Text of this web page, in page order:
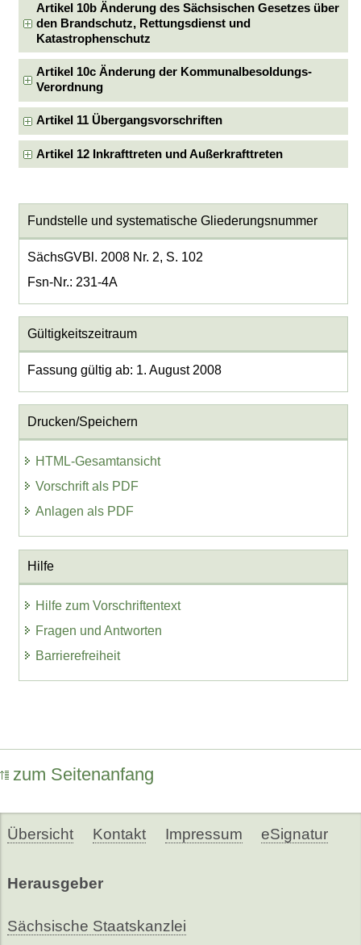
Artikel 10b Änderung des Sächsischen Gesetzes über
den Brandschutz, Rettungsdienst und
Katastrophenschutz
Artikel 10c Änderung der Kommunalbesoldungs-
Verordnung
Artikel 11 Übergangsvorschriften
Artikel 12 Inkrafttreten und Außerkrafttreten
Fundstelle und systematische Gliederungsnummer
SächsGVBl. 2008 Nr. 2, S. 102
Fsn-Nr.: 231-4A
Gültigkeitszeitraum
Fassung gültig ab: 1. August 2008
Drucken/Speichern
HTML-Gesamtansicht
Vorschrift als PDF
Anlagen als PDF
Hilfe
Hilfe zum Vorschriftentext
Fragen und Antworten
Barrierefreiheit
zum Seitenanfang
Übersicht Kontakt Impressum eSignatur
Herausgeber
Sächsische Staatskanzlei